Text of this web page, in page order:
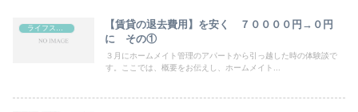
ライフスタイル
【賃貸の退去費用】を安く ７００００円→０円
に その①
３月にホームメイト管理のアパートから引っ越した時の体験談で
す。ここでは、概要をお伝えし、ホームメイト...